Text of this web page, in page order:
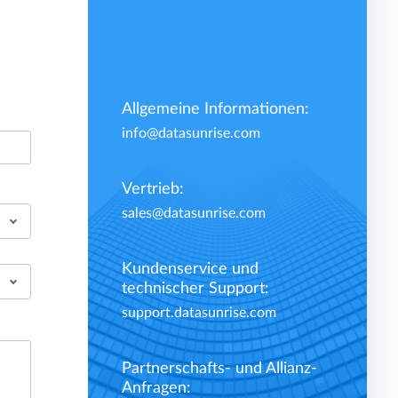
Allgemeine Informationen:
info@datasunrise.com
Vertrieb:
sales@datasunrise.com
Kundenservice und
technischer Support:
support.datasunrise.com
Partnerschafts- und Allianz-
Anfragen: